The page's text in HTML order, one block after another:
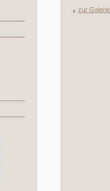
zur Galerie